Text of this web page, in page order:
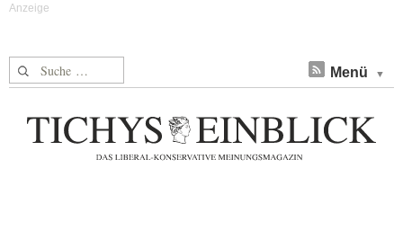
Suche nach: Menü